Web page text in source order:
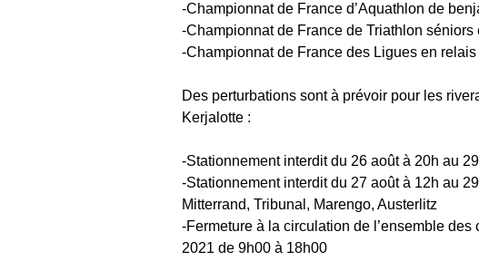
-Championnat de France d’Aquathlon de
-Championnat de France de Triathlon séniors
-Championnat de France des Ligues en relais
Des perturbations sont à prévoir pour les
Kerjalotte :
-Stationnement interdit du 26 août à 20h au
-Stationnement interdit du 27 août à 12h au
Mitterrand, Tribunal, Marengo, Austerlitz
-Fermeture à la circulation de l’ensemble
2021 de 9h00 à 18h00